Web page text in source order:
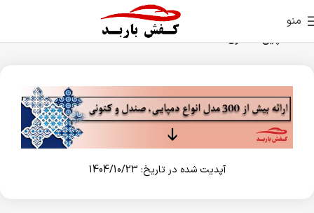
منو
خانه دمپایی استخری
آپدیت شده در تاریخ: 1404/10/23